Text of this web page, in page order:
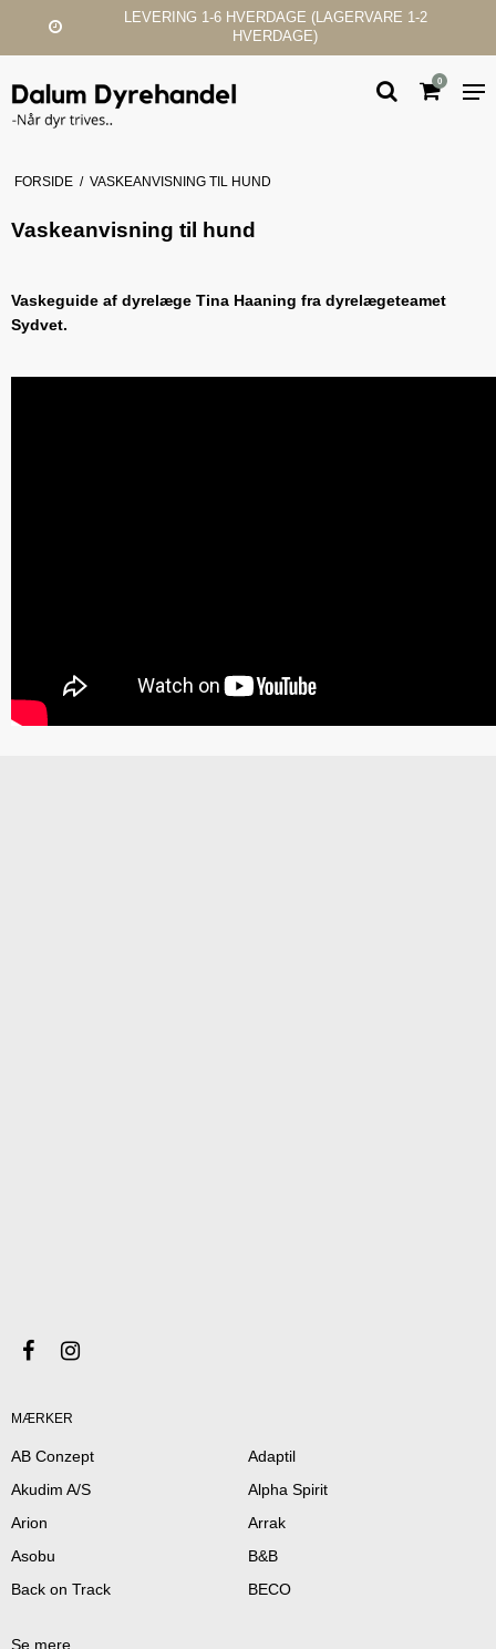
LEVERING 1-6 HVERDAGE (LAGERVARE 1-2
HVERDAGE)
0
FORSIDE / VASKEANVISNING TIL HUND
Vaskeanvisning til hund
Vaskeguide af dyrelæge Tina Haaning fra dyrelægeteamet
Sydvet.
MÆRKER
AB Conzept
Adaptil
Akudim A/S
Alpha Spirit
Arion
Arrak
Asobu
B&B
Back on Track
BECO
Se mere